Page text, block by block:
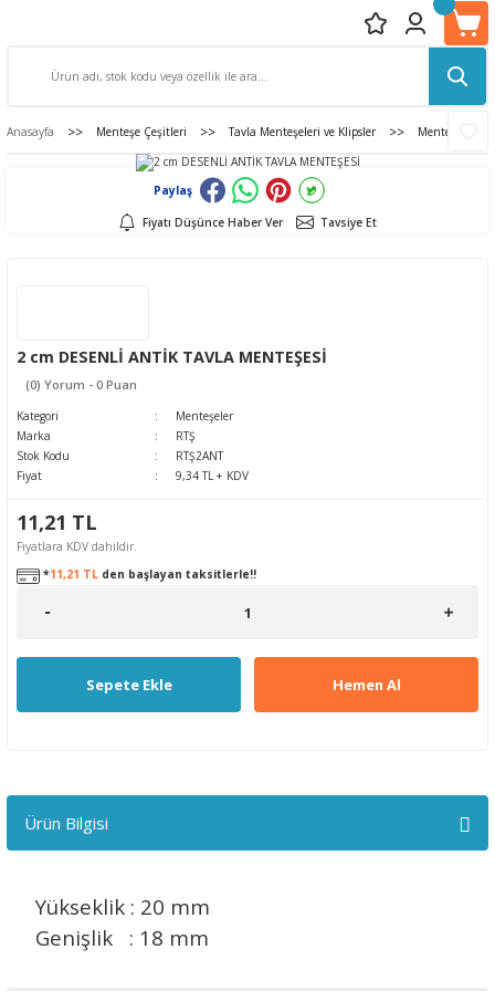
Anasayfa Menteşe Çeşitleri Tavla Menteşeleri ve Klipsler Menteşeler
Paylaş
Fiyatı Düşünce Haber Ver Tavsiye Et
2 cm DESENLİ ANTİK TAVLA MENTEŞESİ
(0) Yorum - 0 Puan
Kategori
Menteşeler
Marka
RTŞ
Stok Kodu
RTŞ2ANT
Fiyat
9,34 TL + KDV
11,21 TL
Fiyatlara KDV dahildir.
*11,21 TL den başlayan taksitlerle!!
Sepete Ekle Hemen Al
Ürün Bilgisi
Yükseklik : 20 mm
Genişlik : 18 mm